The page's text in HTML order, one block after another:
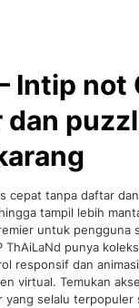
Intip not
cepat tanpa daftar
tampil lebih
untuk
punya
responsif dan
virtual. Temukan
yang selalu